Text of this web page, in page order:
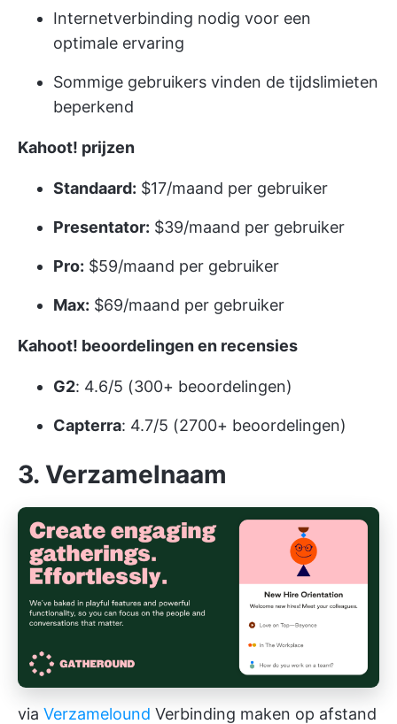
Internetverbinding nodig voor een
optimale ervaring
Sommige gebruikers vinden de tijdslimieten
beperkend
Kahoot! prijzen
Standaard: $17/maand per gebruiker
Presentator: $39/maand per gebruiker
Pro: $59/maand per gebruiker
Max: $69/maand per gebruiker
Kahoot! beoordelingen en recensies
G2: 4.6/5 (300+ beoordelingen)
Capterra: 4.7/5 (2700+ beoordelingen)
3. Verzamelnaam
via Verzamelound Verbinding maken op afstand